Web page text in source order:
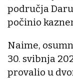
područja
počinio
Naime,
30. svibnja
provalio u